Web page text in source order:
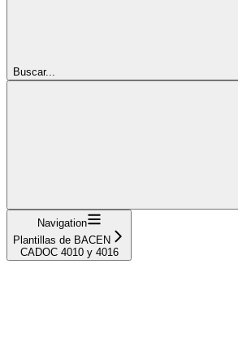
Buscar...
Navigation
Plantillas de BACEN
CADOC 4010 y 4016